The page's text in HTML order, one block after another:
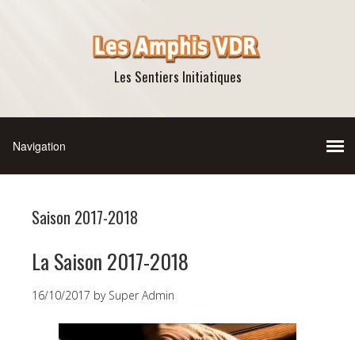
Les Sentiers Initiatiques
Saison 2017-2018
La Saison 2017-2018
16/10/2017 by Super Admin